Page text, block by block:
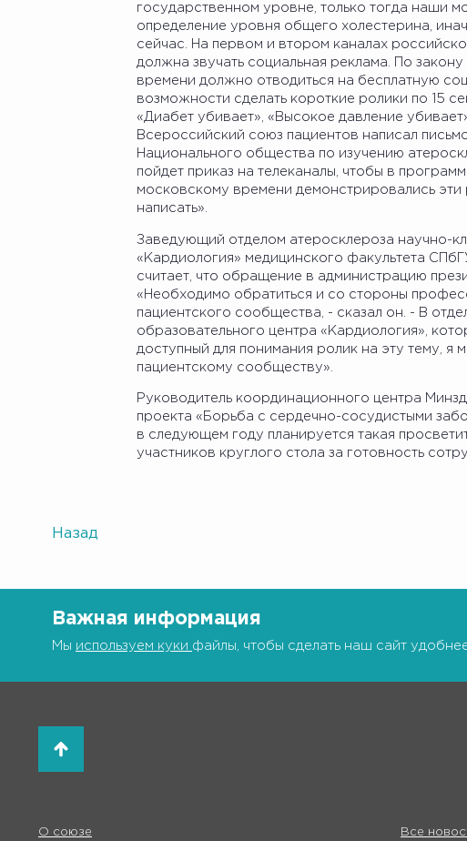
государственном уровне, только тогда наши
определение уровня общего холестерина,
сейчас. На первом и втором каналах
должна звучать социальная реклама. По
времени должно отводиться на бесплатную
возможности сделать короткие ролики по 15
«Диабет убивает», «Высокое давление
Всероссийский союз пациентов написал
Национального общества по изучению
пойдет приказ на телеканалы, чтобы в
московскому времени демонстрировались
написать».
Заведующий отделом атеросклероза научно-
«Кардиология» медицинского факультета
считает, что обращение в администрацию
«Необходимо обратиться и со стороны
пациентского сообщества, - сказал он. - В
образовательного центра «Кардиология»,
доступный для понимания ролик на эту тему, я
пациентскому сообществу».
Руководитель координационного центра
проекта «Борьба с сердечно-сосудистыми
в следующем году планируется такая
участников круглого стола за готовность
Назад
Важная информация
Мы используем куки файлы, чтобы сделать наш сайт
О союзе Все